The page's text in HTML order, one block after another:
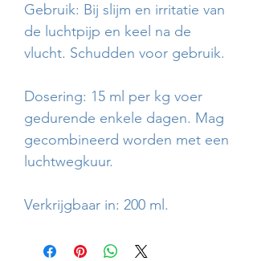
Gebruik: Bij slijm en irritatie van
de luchtpijp en keel na de
vlucht. Schudden voor gebruik.
Dosering: 15 ml per kg voer
gedurende enkele dagen. Mag
gecombineerd worden met een
luchtwegkuur.
Verkrijgbaar in: 200 ml.